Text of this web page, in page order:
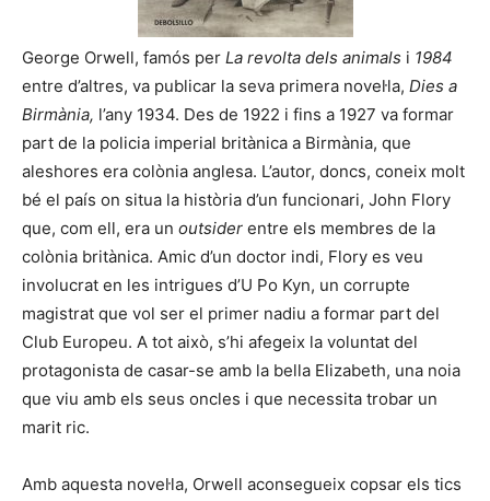
George Orwell, famós per La revolta dels animals i 1984
entre d’altres, va publicar la seva primera novel·la, Dies a
Birmània, l’any 1934. Des de 1922 i fins a 1927 va formar
part de la policia imperial britànica a Birmània, que
aleshores era colònia anglesa. L’autor, doncs, coneix molt
bé el país on situa la història d’un funcionari, John Flory
que, com ell, era un outsider entre els membres de la
colònia britànica. Amic d’un doctor indi, Flory es veu
involucrat en les intrigues d’U Po Kyn, un corrupte
magistrat que vol ser el primer nadiu a formar part del
Club Europeu. A tot això, s’hi afegeix la voluntat del
protagonista de casar-se amb la bella Elizabeth, una noia
que viu amb els seus oncles i que necessita trobar un
marit ric.
Amb aquesta novel·la, Orwell aconsegueix copsar els tics